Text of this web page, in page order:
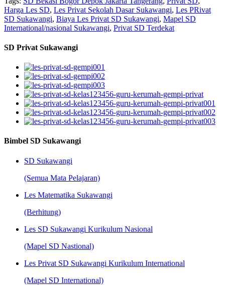
Harga Les SD, Les Privat Sekolah Dasar Sukawangi, Les PRivat
SD Sukawangi, Biaya Les Privat SD Sukawangi, Mapel SD
International/nasional Sukawangi, Privat SD Terdekat
SD Privat Sukawangi
Bimbel SD Sukawangi
SD Sukawangi
(Semua Mata Pelajaran)
Les Matematika Sukawangi
(Berhitung)
Les SD Sukawangi Kurikulum Nasional
(Mapel SD Nastional)
Les Privat SD Sukawangi Kurikulum International
(Mapel SD International)